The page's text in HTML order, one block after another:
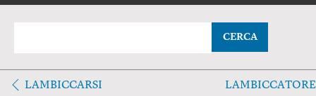
CERCA
LAMBICCARSI LAMBICCATORE